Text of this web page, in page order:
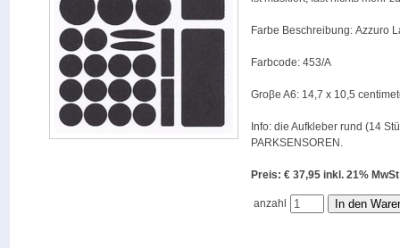
Farbe Beschreibung: Azzuro
Farbcode: 453/A
Groβe A6: 14,7 x 10,5
Info: die Aufkleber rund (14
PARKSENSOREN.
Preis: € 37,95 inkl. 21%
anzahl